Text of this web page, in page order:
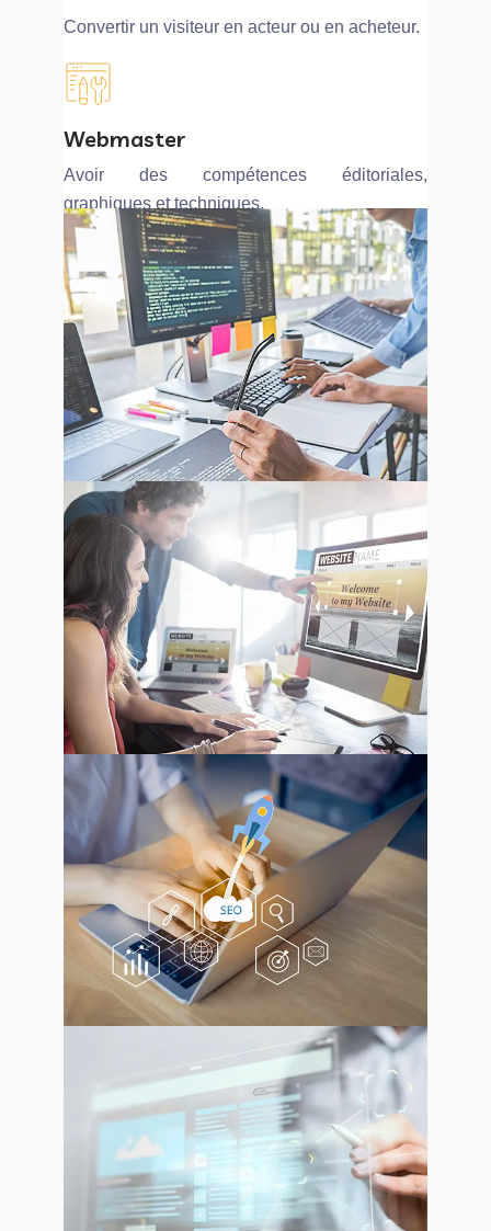
Convertir un visiteur en acteur ou en acheteur.
Webmaster
Avoir des compétences éditoriales,
graphiques et techniques.